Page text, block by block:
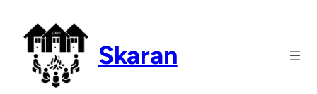
sisältöön
Skaran